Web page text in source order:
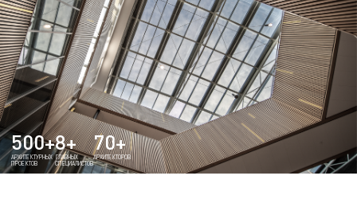
500+
АРХИТЕКТУРНЫХ
ПРОЕКТОВ
8+
ГЛАВНЫХ
СПЕЦИАЛИСТОВ
70+
АРХИТЕКТОРОВ